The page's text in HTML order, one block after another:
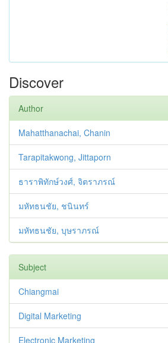
Discover
Author
Mahatthanachai, Chanin
Tarapitakwong, Jittaporn
ธาราพิทักษ์วงศ์, จิตราภรณ์
มหัทธนชัย, ชนินทร์
มหัทธนชัย, บุษราภรณ์
Subject
Chiangmai
Digital Marketing
Electronic Marketing